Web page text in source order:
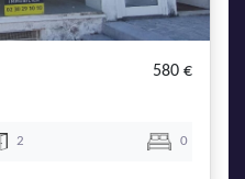
580 €
2 0